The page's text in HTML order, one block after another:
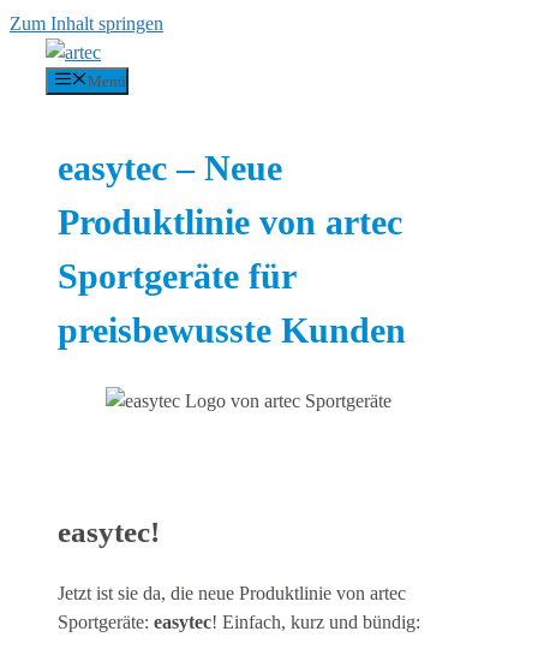
Zum Inhalt springen
Menü
easytec – Neue
Produktlinie von artec
Sportgeräte für
preisbewusste Kunden
easytec!
Jetzt ist sie da, die neue Produktlinie von artec
Sportgeräte: easytec! Einfach, kurz und bündig: